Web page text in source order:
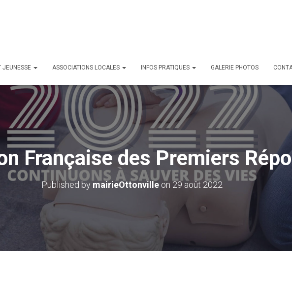
JEUNESSE ASSOCIATIONS LOCALES INFOS PRATIQUES GALERIE PHOTOS
Française des Premiers
Published by mairieOttonville on 29 août 2022